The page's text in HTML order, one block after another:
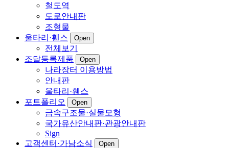
철도역
도로안내판
조형물
울타리·휀스
Open
전체보기
조달등록제품
Open
나라장터 이용방법
안내판
울타리·휀스
포트폴리오
Open
금속구조물·실물모형
국가유산안내판·관광안내판
Sign
고객센터·가남소식
Open